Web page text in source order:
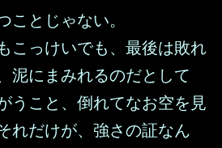
ことじゃない。
こっけいでも、最後は敗れ
泥にまみれるのだとして
うこと、倒れてなお空を見
れだけが、強さの証なん